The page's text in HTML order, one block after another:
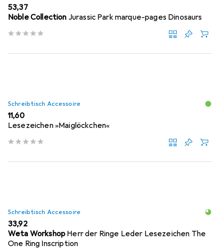
EUR
53,37
Noble Collection Jurassic Park marque-pages Dinosaurs
Schreibtisch Accessoire
EUR
11,60
Lesezeichen »Maiglöckchen«
Schreibtisch Accessoire
EUR
33,92
Weta Workshop Herr der Ringe Leder Lesezeichen The
One Ring Inscription